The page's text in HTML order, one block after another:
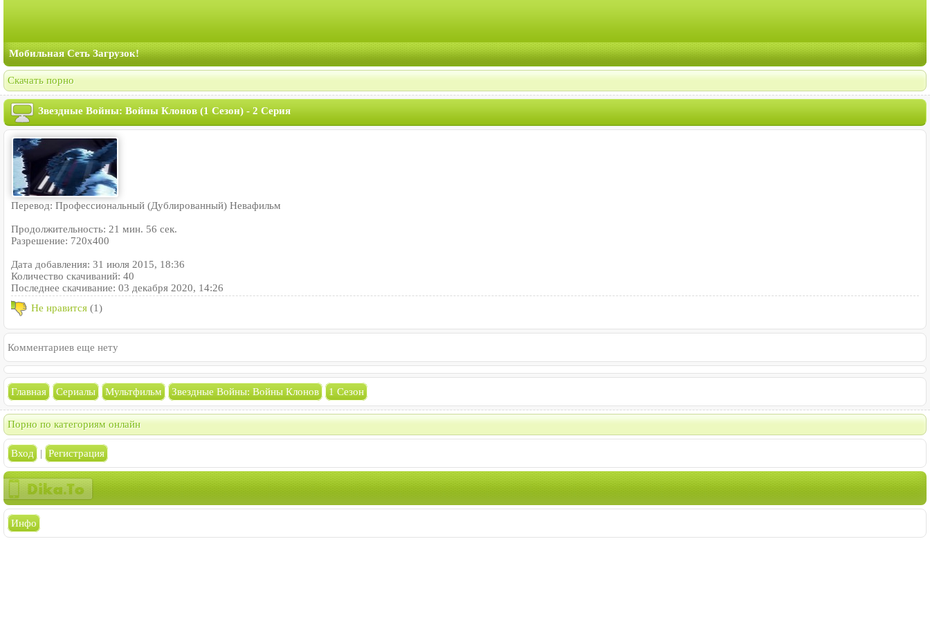
Мобильная Сеть Загрузок!
Скачать порно
Звездные Войны: Войны Клонов (1 Сезон) - 2 Серия
Перевод: Профессиональный (Дублированный) Невафильм
Продолжительность: 21 мин. 56 сек.
Разрешение: 720x400
Дата добавления: 31 июля 2015, 18:36
Количество скачиваний: 40
Последнее скачивание: 03 декабря 2020, 14:26
Не нравится (1)
Комментариев еще нету
Главная Сериалы Мультфильм Звездные Войны: Войны Клонов 1 Сезон
Порно по категориям онлайн
Вход | Регистрация
Инфо